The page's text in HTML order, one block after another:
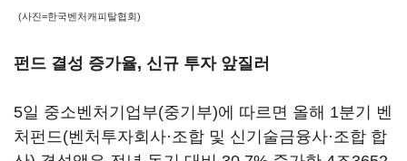
(사진=한국벤처캐피탈협회)
펀드 결성 증가율, 신규 투자 앞질러
5일 중소벤처기업부(중기부)에 따르면 올해 1분기 벤
처펀드(벤처투자회사·조합 및 신기술금융사·조합 합